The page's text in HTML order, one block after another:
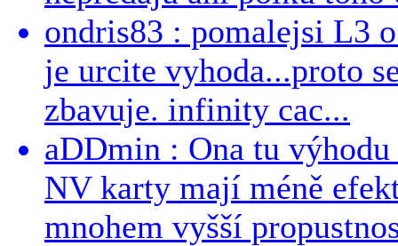
ondris83 : pomalejsi L3
je urcite vyhoda...proto
zbavuje. infinity cac...
aDDmin : Ona tu
NV karty mají méně
mnohem vyšší